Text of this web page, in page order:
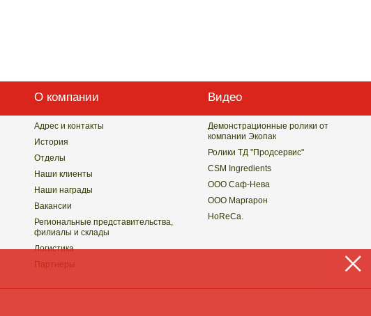
О компании Видео
Адрес и контакты
История
Отделы
Наши клиенты
Наши награды
Вакансии
Региональные представительства,
филиалы и склады
Логистика
Партнеры
Демонстрационные ролики от
компании Экопак
Ролики ТД "Продсервис"
CSM Ingredients
ООО Саф-Нева
ООО Маргарон
HoReCa.